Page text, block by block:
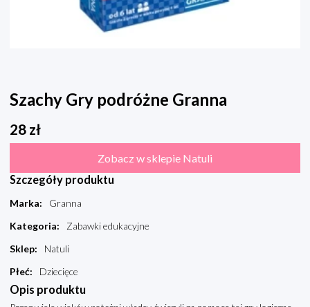
Szachy Gry podróżne Granna
28 zł
Zobacz w sklepie Natuli
Szczegóły produktu
Marka:
Granna
Kategoria:
Zabawki edukacyjne
Sklep:
Natuli
Płeć: Dziecięce
Opis produktu